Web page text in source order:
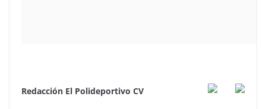
Redacción El Polideportivo CV